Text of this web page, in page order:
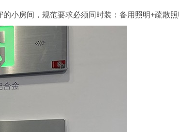
小房间，规范要求必须同时装：备用照明+疏散照